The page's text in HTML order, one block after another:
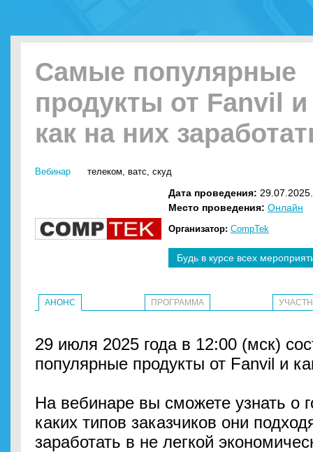
Самые популярные
продукты от Fanvil и
как на них
Вебинар телеком, ватс, скуд
Дата проведения:
Место проведения: Онлайн
Организатор: CompTek
Будь в курсе всех
АНОНС ПРОГРАММА
29 июля 2025 года в 12:00 (мск)
популярные продукты от Fanvil и
На вебинаре вы сможете узнать о
каких типов заказчиков они
заработать в не легкой